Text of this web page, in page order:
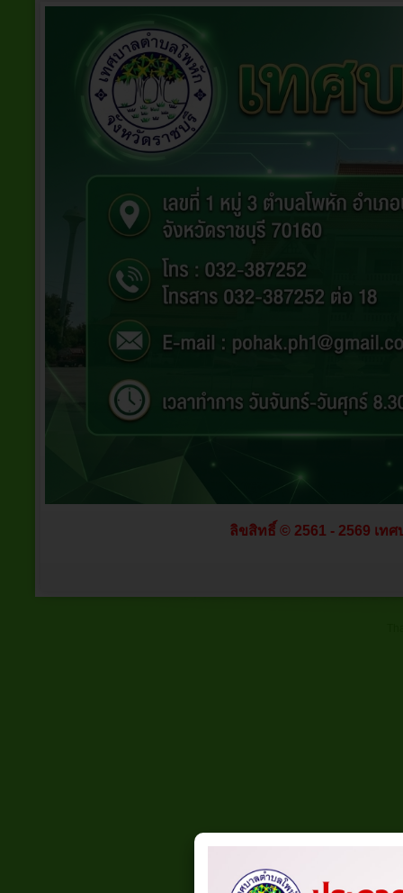
ลิขสิทธิ์ © 2561 - 2569 เท